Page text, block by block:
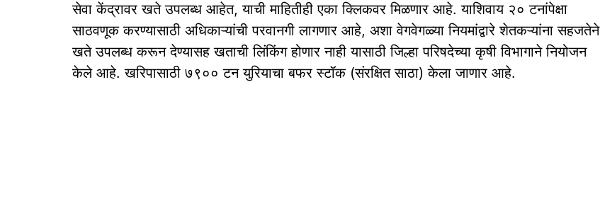
सेवा केंद्रावर खते उपलब्ध आहेत, याची माहितीही एका क्लिकवर मिळणार आहे. याशिवाय २० टनांपेक्षा
साठवणूक करण्यासाठी अधिकाऱ्यांची परवानगी लागणार आहे, अशा वेगवेगळ्या नियमांद्वारे शेतकऱ्यांना सहजतेने
खते उपलब्ध करून देण्यासह खताची लिंकिंग होणार नाही यासाठी जिल्हा परिषदेच्या कृषी विभागाने नियोजन
केले आहे. खरिपासाठी ७९०० टन युरियाचा बफर स्टॉक (संरक्षित साठा) केला जाणार आहे.